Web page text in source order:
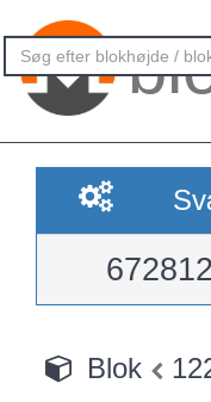
Blok